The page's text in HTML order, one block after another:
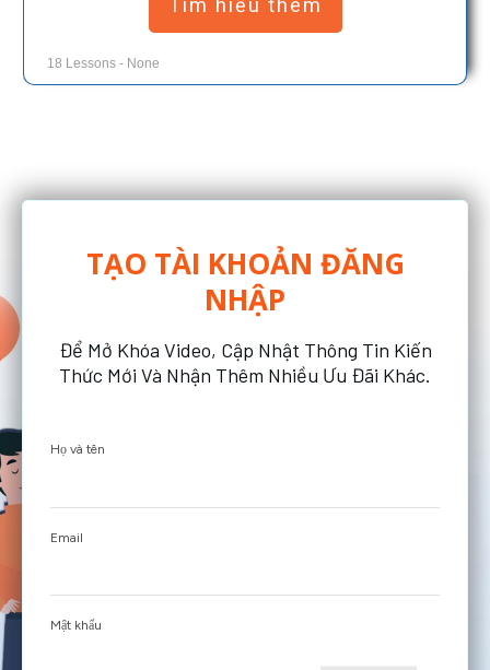
Tìm hiểu thêm
18 Lessons - None
TẠO TÀI KHOẢN ĐĂNG
NHẬP
Để Mở Khóa Video, Cập Nhật Thông Tin Kiến
Thức Mới Và Nhận Thêm Nhiều Ưu ĐãI Khác.
Họ và tên
Email
Mật khẩu